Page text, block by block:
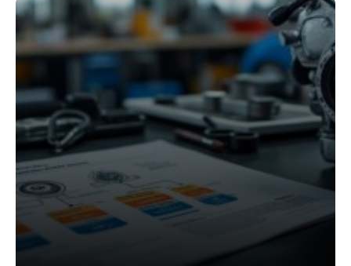
quotidiens en ville
26 juin 2026